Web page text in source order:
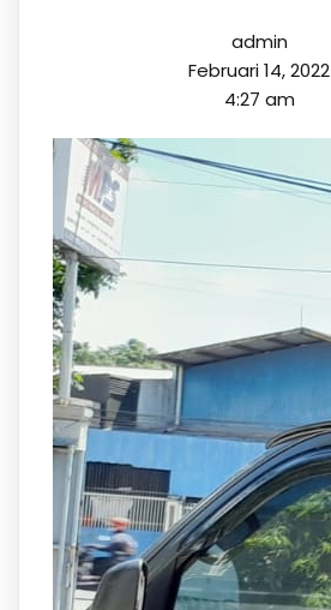
admin
Februari 14, 2022
4:27 am